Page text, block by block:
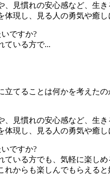
、見慣れの安心感など、生
現し、見る人の勇気や癒
ですか?
ている方で...
てることは何かを考えたの
、見慣れの安心感など、生
現し、見る人の勇気や癒
ですか?
いる方でも、気軽に楽しめ
からも楽しんでもらえると